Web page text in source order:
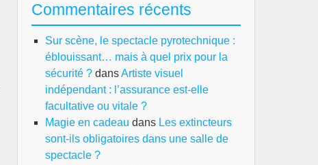
Commentaires récents
Sur scène, le spectacle pyrotechnique :
éblouissant… mais à quel prix pour la
sécurité ? dansArtiste visuel
indépendant : l’assurance est-elle
facultative ou vitale ?
Magie en cadeau dans Les extincteurs
sont-ils obligatoires dans une salle de
spectacle ?